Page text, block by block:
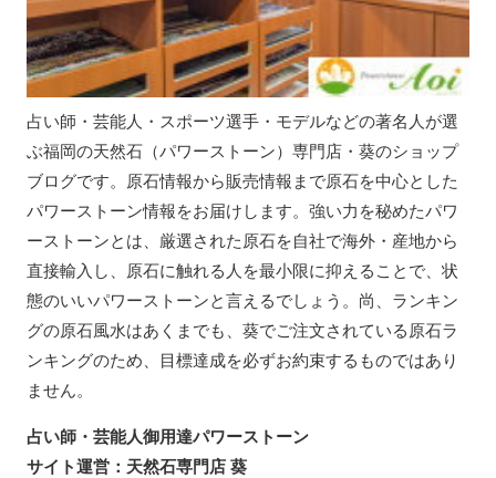
占い師・芸能人・スポーツ選手・モデルなどの著名人が選
ぶ福岡の天然石（パワーストーン）専門店・葵のショップ
ブログです。原石情報から販売情報まで原石を中心とした
パワーストーン情報をお届けします。強い力を秘めたパワ
ーストーンとは、厳選された原石を自社で海外・産地から
直接輸入し、原石に触れる人を最小限に抑えることで、状
態のいいパワーストーンと言えるでしょう。尚、ランキン
グの原石風水はあくまでも、葵でご注文されている原石ラ
ンキングのため、目標達成を必ずお約束するものではあり
ません。
占い師・芸能人御用達パワーストーン
サイト運営：天然石専門店 葵